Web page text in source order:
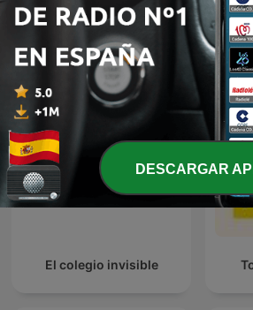
La Rosa de los Vientos
El colegio invisible
DESCARGAR